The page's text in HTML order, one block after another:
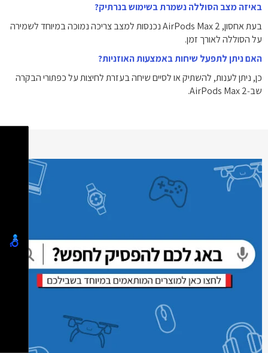
באיזה מצב הסוללה נשמרת בשימוש בנרתיק?
בעת אחסון, AirPods Max 2 נכנסות למצב צריכה נמוכה במיוחד לשמירה
על הסוללה לאורך זמן.
האם ניתן לתפעל שיחות באמצעות האוזניות?
כן, ניתן לענות, להשתיק או לסיים שיחה בעזרת לחיצות על כפתורי הבקרה
שב‑AirPods Max 2.